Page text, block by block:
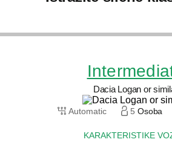
Dacia Logan or
Automatic 5 Osoba
KARAKTERISTIKE